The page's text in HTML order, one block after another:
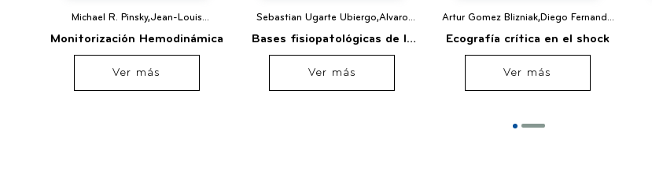
Michael R. Pinsky,Jean-Louis
Monitorización Hemodinámica
Ver más
Sebastian Ugarte Ubiergo,Alvaro
Bases fisiopatológicas de la
medicina crítica
Ver más
Artur Gomez Blizniak,Diego Fernando
Ecografía crítica en el shock
Ver más